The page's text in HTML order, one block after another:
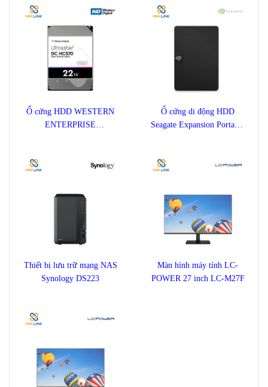
Ổ cứng HDD WESTERN
ENTERPRISE
Ổ cứng di động HDD
Seagate Expansion Portable
Thiết bị lưu trữ mạng NAS
Synology DS223
Màn hình máy tính LC-
POWER 27 inch LC-M27F